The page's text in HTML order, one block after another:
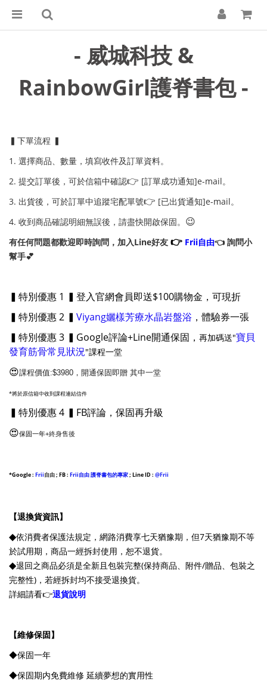
- 威城科技 &
RainbowGirl護脊書包 -
▍下單流程 ▍
1. 選擇商品、數量，填寫收件及訂單資料。
2. 提交訂單後，可於信箱中確認👉 [訂單成功通知]e-mail。
3. 出貨後，可於訂單中追蹤宅配單號👉 [已出貨通知]e-mail。
4. 收到商品確認明細無誤後，請盡快開啟保固。 😉
有任何問題都歡迎即時詢問，加入Line好友 👉 Frii自由👈 詢問小
幫手💕
▍特別優惠 1 ▍登入官網會員即送$100購物金，可現折
▍特別優惠 2 ▍ Viyang孋樣芳療水晶岩盤浴 ，體驗券一張
▍特別優惠 3 ▍Google評論+Line開通保固， 再加碼送"寶貝
發育筋骨常見狀況"課程一堂
😍課程價值:$3980，開通保固即贈 其中一堂
*將於原信箱中收到課程連結信件
▍特別優惠 4 ▍FB評論，保固再升級
😍保固一年+終身售後
*Google: Frii自由; FB : Frii自由 護脊書包的專家; Line ID : @Frii
【退換貨資訊】
◆依消費者保護法規定，網路消費享七天猶豫期，但7天猶豫期不等
於試用期，商品一經拆封使用，恕不退貨。
◆退回之商品必須是全新且包裝完整(保持商品、附件/贈品、包裝之
完整性)，若經拆封均不接受退換貨。
詳細請看👉退貨說明
【維修保固】
◆保固一年
◆保固期内免費維修 延續夢想的實用性